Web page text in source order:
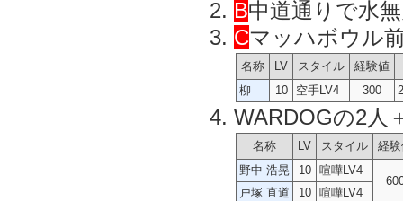
B中道通りで水
Cマッハボウル
名称 LV スタイル
経験値
柳
10 空手LV4 300
WARDOGの2人
名称 LV スタイル
経
野中 浩晃
10
喧嘩LV4
戸塚 直道
10 喧嘩LV4